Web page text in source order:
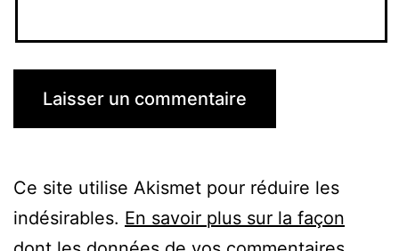
Ce site utilise Akismet pour réduire les
indésirables. En savoir plus sur la façon